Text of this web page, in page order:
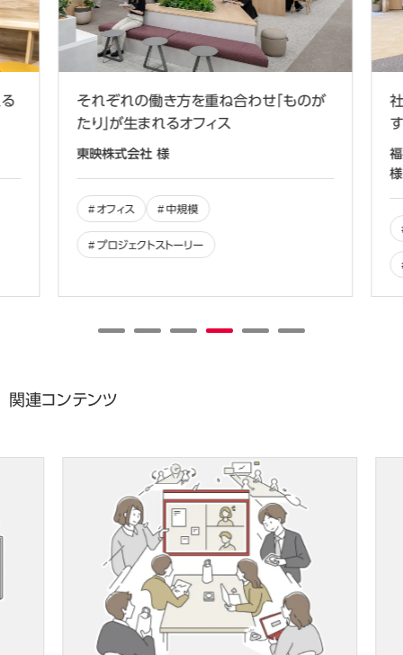
それぞれの働き方を重ね合わせ「ものが
たり」が生まれるオフィス
東映株式会社 様
オフィス 中規模
プロジェクトストーリー
様
関連コンテンツ